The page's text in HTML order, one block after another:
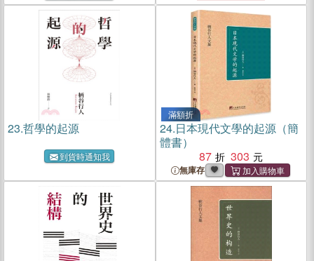
23.哲學的起源
到貨時通知我
滿額折
24.日本現代文學的起源（簡
體書）
87
303
無庫存